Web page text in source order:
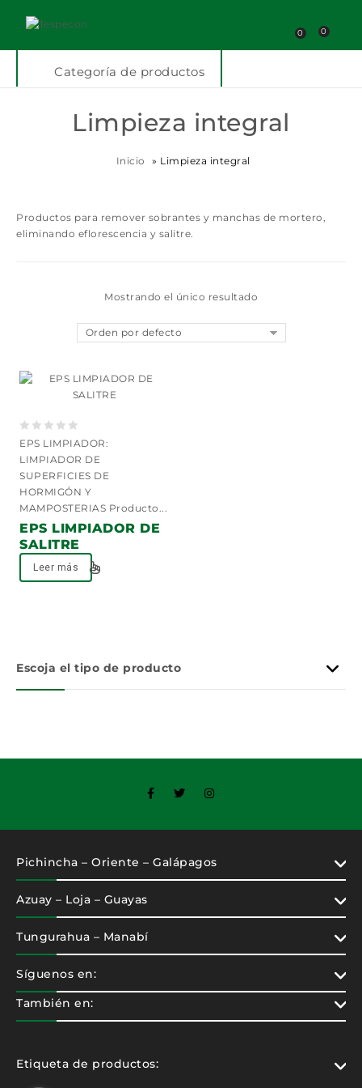
0 0
Categoría de productos
Limpieza integral
Inicio » Limpieza integral
Productos para remover sobrantes y manchas de mortero,
eliminando eflorescencia y salitre.
Mostrando el único resultado
Orden por defecto
0
out
of
5
EPS LIMPIADOR:
LIMPIADOR DE
SUPERFICIES DE
HORMIGÓN Y
MAMPOSTERIAS Producto...
EPS LIMPIADOR DE
SALITRE
Leer más
Escoja el tipo de producto
Pichincha – Oriente – Galápagos
Azuay – Loja – Guayas
Tungurahua – Manabí
Síguenos en:
También en:
Etiqueta de productos: